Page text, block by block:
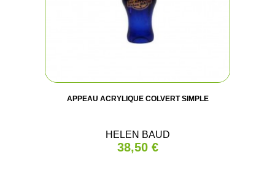
APPEAU ACRYLIQUE COLVERT SIMPLE
HELEN BAUD
38,50 €